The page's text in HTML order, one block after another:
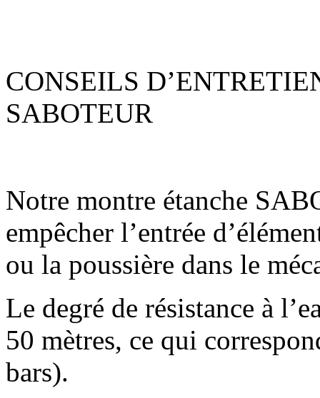
CONSEILS
SABOTEUR
Notre montre étanche
empêcher l’entrée
ou la poussière dans le
Le degré de résistance à
50 mètres, ce qui
bars).